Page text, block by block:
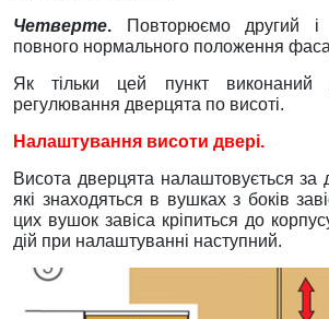
Четверте. Повторюємо другий і
повного нормального положення
Як тільки цей пункт виконаний
регулювання дверцята по висоті.
Налаштування висоти двері.
Висота дверцята налаштовується за
які знаходяться в вушках з боків
цих вушок завіса кріпиться до
дій при налаштуванні наступний.